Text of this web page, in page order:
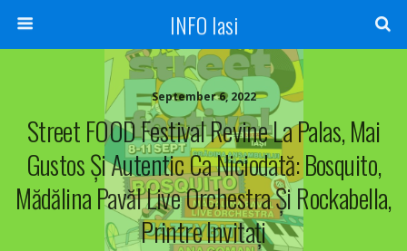
INFO Iasi
September 6, 2022
Street FOOD Festival Revine La Palas, Mai
Gustos Și Autentic Ca Niciodată: Bosquito,
Mădălina Pavăl Live Orchestra Și Rockabella,
Printre Invitați